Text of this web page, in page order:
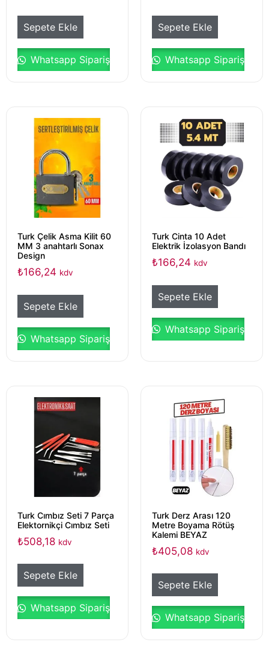
Sepete Ekle
Whatsapp Sipariş
Sepete Ekle
Whatsapp Sipariş
Turk Çelik Asma Kilit 60
MM 3 anahtarlı Sonax
Design
₺166,24 kdv
Sepete Ekle
Whatsapp Sipariş
Turk Cinta 10 Adet
Elektrik İzolasyon Bandı
₺166,24 kdv
Sepete Ekle
Whatsapp Sipariş
Turk Cımbız Seti 7 Parça
Elektornikçi Cımbız Seti
₺508,18 kdv
Sepete Ekle
Whatsapp Sipariş
Turk Derz Arası 120
Metre Boyama Rötüş
Kalemi BEYAZ
₺405,08 kdv
Sepete Ekle
Whatsapp Sipariş